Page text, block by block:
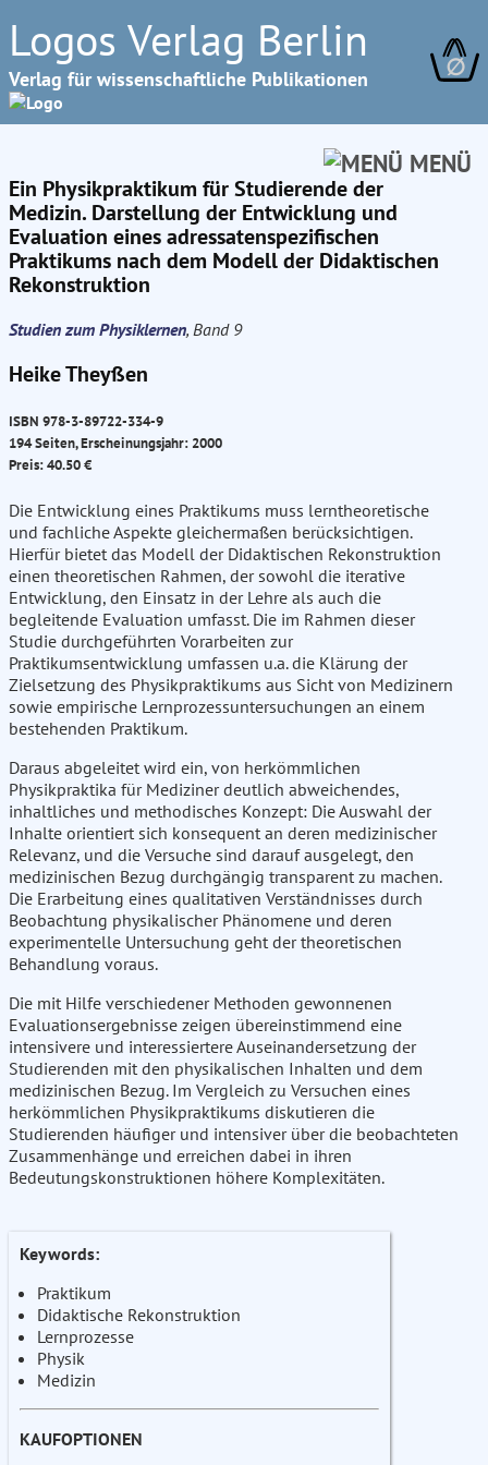
Logos Verlag Berlin
Verlag für wissenschaftliche Publikationen ∅
MENÜ
Ein Physikpraktikum für Studierende der
Medizin. Darstellung der Entwicklung und
Evaluation eines adressatenspezifischen
Praktikums nach dem Modell der Didaktischen
Rekonstruktion
Studien zum Physiklernen, Band 9
Heike Theyßen
ISBN 978-3-89722-334-9
194 Seiten, Erscheinungsjahr: 2000
Preis: 40.50 €
Die Entwicklung eines Praktikums muss lerntheoretische
und fachliche Aspekte gleichermaßen berücksichtigen.
Hierfür bietet das Modell der Didaktischen Rekonstruktion
einen theoretischen Rahmen, der sowohl die iterative
Entwicklung, den Einsatz in der Lehre als auch die
begleitende Evaluation umfasst. Die im Rahmen dieser
Studie durchgeführten Vorarbeiten zur
Praktikumsentwicklung umfassen u.a. die Klärung der
Zielsetzung des Physikpraktikums aus Sicht von Medizinern
sowie empirische Lernprozessuntersuchungen an einem
bestehenden Praktikum.
Daraus abgeleitet wird ein, von herkömmlichen
Physikpraktika für Mediziner deutlich abweichendes,
inhaltliches und methodisches Konzept: Die Auswahl der
Inhalte orientiert sich konsequent an deren medizinischer
Relevanz, und die Versuche sind darauf ausgelegt, den
medizinischen Bezug durchgängig transparent zu machen.
Die Erarbeitung eines qualitativen Verständnisses durch
Beobachtung physikalischer Phänomene und deren
experimentelle Untersuchung geht der theoretischen
Behandlung voraus.
Die mit Hilfe verschiedener Methoden gewonnenen
Evaluationsergebnisse zeigen übereinstimmend eine
intensivere und interessiertere Auseinandersetzung der
Studierenden mit den physikalischen Inhalten und dem
medizinischen Bezug. Im Vergleich zu Versuchen eines
herkömmlichen Physikpraktikums diskutieren die
Studierenden häufiger und intensiver über die beobachteten
Zusammenhänge und erreichen dabei in ihren
Bedeutungskonstruktionen höhere Komplexitäten.
Keywords:
Praktikum
Didaktische Rekonstruktion
Lernprozesse
Physik
Medizin
KAUFOPTIONEN